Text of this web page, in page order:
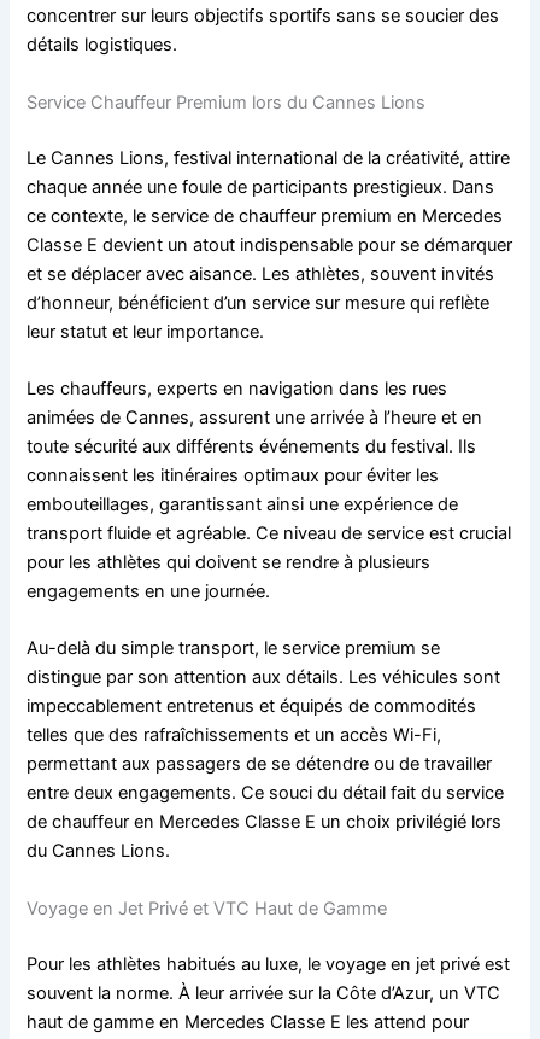
concentrer sur leurs objectifs sportifs sans se soucier des
détails logistiques.
Service Chauffeur Premium lors du Cannes Lions
Le Cannes Lions, festival international de la créativité, attire
chaque année une foule de participants prestigieux. Dans
ce contexte, le service de chauffeur premium en Mercedes
Classe E devient un atout indispensable pour se démarquer
et se déplacer avec aisance. Les athlètes, souvent invités
d’honneur, bénéficient d’un service sur mesure qui reflète
leur statut et leur importance.
Les chauffeurs, experts en navigation dans les rues
animées de Cannes, assurent une arrivée à l’heure et en
toute sécurité aux différents événements du festival. Ils
connaissent les itinéraires optimaux pour éviter les
embouteillages, garantissant ainsi une expérience de
transport fluide et agréable. Ce niveau de service est crucial
pour les athlètes qui doivent se rendre à plusieurs
engagements en une journée.
Au-delà du simple transport, le service premium se
distingue par son attention aux détails. Les véhicules sont
impeccablement entretenus et équipés de commodités
telles que des rafraîchissements et un accès Wi-Fi,
permettant aux passagers de se détendre ou de travailler
entre deux engagements. Ce souci du détail fait du service
de chauffeur en Mercedes Classe E un choix privilégié lors
du Cannes Lions.
Voyage en Jet Privé et VTC Haut de Gamme
Pour les athlètes habitués au luxe, le voyage en jet privé est
souvent la norme. À leur arrivée sur la Côte d’Azur, un VTC
haut de gamme en Mercedes Classe E les attend pour